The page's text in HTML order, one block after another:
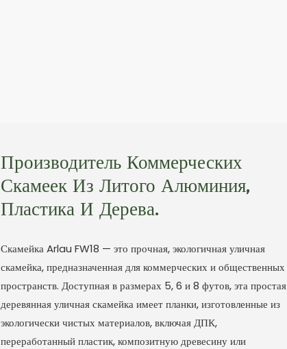
Производитель Коммерческих
Скамеек Из Литого Алюминия,
Пластика И Дерева.
Скамейка Arlau FW18 — это прочная, экологичная уличная
скамейка, предназначенная для коммерческих и общественных
пространств. Доступная в размерах 5, 6 и 8 футов, эта простая
деревянная уличная скамейка имеет планки, изготовленные из
экологически чистых материалов, включая ДПК,
переработанный пластик, композитную древесину или